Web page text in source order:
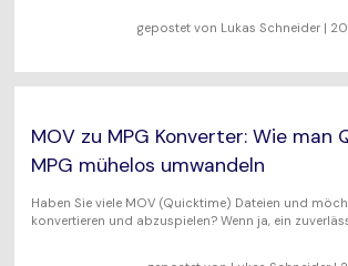
Mac-Benutzer
WEITERE TIPPS
Der umfassende, verlustfreie und sichere
gepostet von Lukas Schneider |
MOV zu MPG Konverter: Wie man
MPG mühelos umwandeln
Haben Sie viele MOV (Quicktime) Dateien und
konvertieren und abzuspielen? Wenn ja, ein